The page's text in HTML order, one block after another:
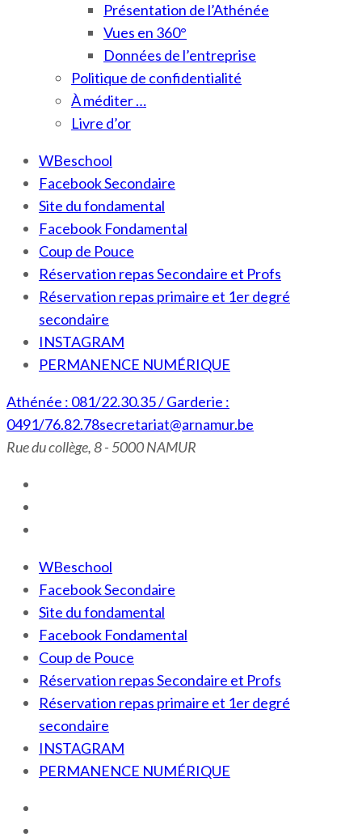
Présentation de l’Athénée
Vues en 360°
Données de l’entreprise
Politique de confidentialité
À méditer …
Livre d’or
WBeschool
Facebook Secondaire
Site du fondamental
Facebook Fondamental
Coup de Pouce
Réservation repas Secondaire et Profs
Réservation repas primaire et 1er degré
secondaire
INSTAGRAM
PERMANENCE NUMÉRIQUE
Athénée : 081/22.30.35 / Garderie :
0491/76.82.78secretariat@arnamur.be
Rue du collège, 8 - 5000 NAMUR
WBeschool
Facebook Secondaire
Site du fondamental
Facebook Fondamental
Coup de Pouce
Réservation repas Secondaire et Profs
Réservation repas primaire et 1er degré
secondaire
INSTAGRAM
PERMANENCE NUMÉRIQUE